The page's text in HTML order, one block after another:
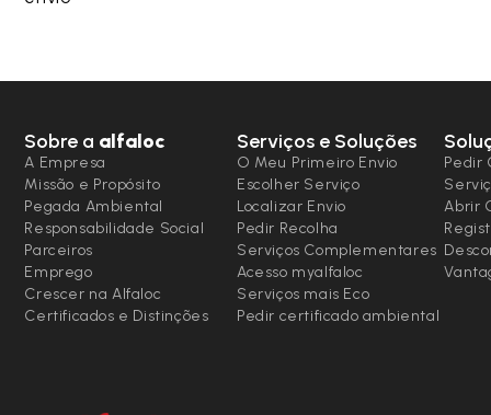
Sobre a alfaloc
A Empresa
Missão e Propósito
Pegada Ambiental
Responsabilidade Social
Parceiros
Emprego
Crescer na Alfaloc
Certificados e Distinções
Serviços e Soluções
O Meu Primeiro Envio
Escolher Serviço
Localizar Envio
Pedir Recolha
Serviços Complementares
Acesso myalfaloc
Serviços mais Eco
Pedir certificado ambiental
Pedir
Abrir